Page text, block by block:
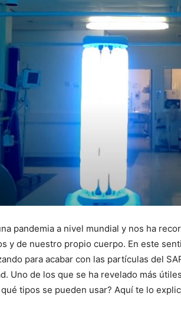
pandemia a nivel mundial y nos ha
y de nuestro propio cuerpo. En este
para acabar con las partículas del
Uno de los que se ha revelado más
tipos se pueden usar? Aquí te lo